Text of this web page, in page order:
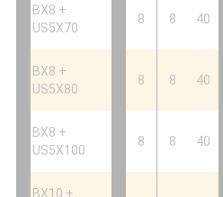
BX8 +
US5X70
8 8 40
BX8 +
US5X80
8 8 40
BX8 +
US5X100
8 8 40
BX10 +